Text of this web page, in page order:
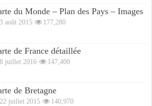
du Monde – Plan des Pays – Images
3 août 2015 177,280
de France détaillée
8 juillet 2016 147,400
de Bretagne
22 juillet 2015 140,970